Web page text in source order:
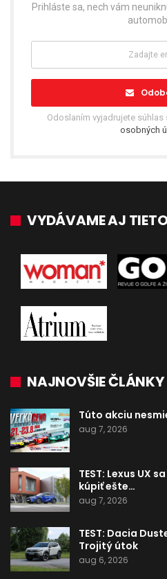
Prihláste sa, nech vám
Odoslaním vyjadrujete
osobných
VYDÁVAME AJ
NAJNOVŠIE ČLÁNKY
Túto akciu
aug 7, 2026
TEST: Lexus UX
kúpiť ešte…
aug 7, 2026
TEST: Dacia
Trojitý útok
aug 6, 2026